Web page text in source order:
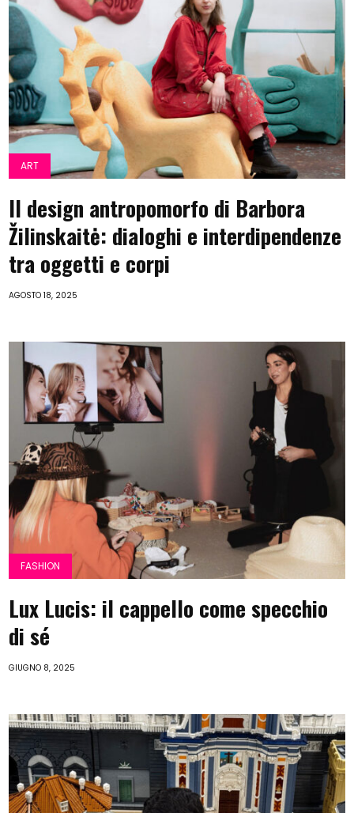
ART
Il design antropomorfo di Barbora
Žilinskaitė: dialoghi e interdipendenze
tra oggetti e corpi
AGOSTO 18, 2025
FASHION
Lux Lucis: il cappello come specchio
di sé
GIUGNO 8, 2025